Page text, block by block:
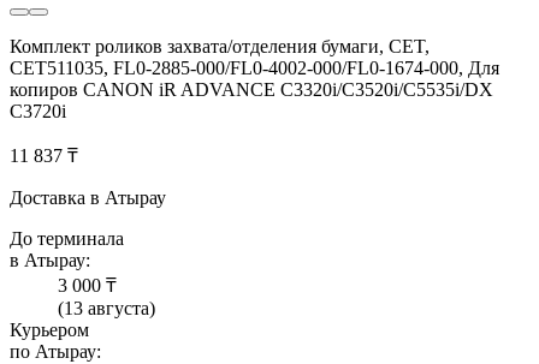
Комплект роликов захвата/отделения бумаги, CET,
CET511035, FL0-2885-000/FL0-4002-000/FL0-1674-000, Для
копиров CANON iR ADVANCE C3320i/C3520i/C5535i/DX
C3720i
11 837 ₸
Доставка в Атырау
До терминала
в Атырау:
3 000 ₸
(13 августа)
Курьером
по Атырау: